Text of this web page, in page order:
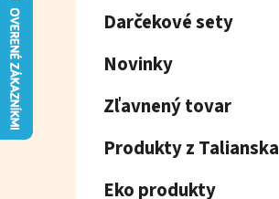
Preskočiť
kategórie
Darčekové sety
Novinky
Zľavnený tovar
Produkty z Talianska
Eko produkty